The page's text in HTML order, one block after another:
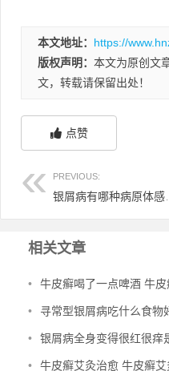
本文地址： https://
版权声明： 本文为原创文
文，转载请保留出处！
点赞
PREVIOUS:
相关文章
• 牛皮癣喝了一点啤酒 牛
• 寻常型银屑病吃什么食物好
• 银屑病全身变得很红很痒是
• 牛皮癣艾灸治愈 牛皮癣